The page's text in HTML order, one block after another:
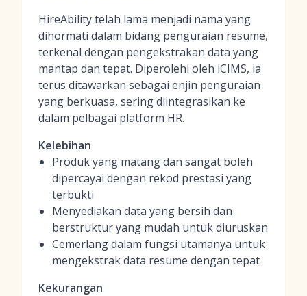
HireAbility telah lama menjadi nama yang
dihormati dalam bidang penguraian resume,
terkenal dengan pengekstrakan data yang
mantap dan tepat. Diperolehi oleh iCIMS, ia
terus ditawarkan sebagai enjin penguraian
yang berkuasa, sering diintegrasikan ke
dalam pelbagai platform HR.
Kelebihan
Produk yang matang dan sangat boleh
dipercayai dengan rekod prestasi yang
terbukti
Menyediakan data yang bersih dan
berstruktur yang mudah untuk diuruskan
Cemerlang dalam fungsi utamanya untuk
mengekstrak data resume dengan tepat
Kekurangan